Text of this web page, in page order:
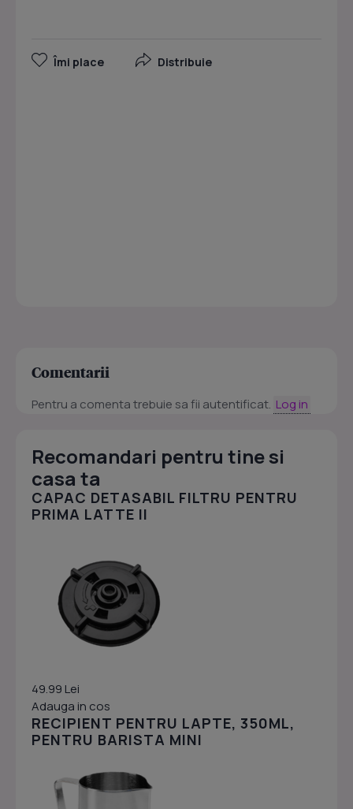
Îmi place Distribuie
Comentarii
Pentru a comenta trebuie sa fii autentificat. Log in
Recomandari pentru tine si
casa ta
CAPAC DETASABIL FILTRU PENTRU
PRIMA LATTE II
49.99 Lei
Adauga in cos
RECIPIENT PENTRU LAPTE, 350ML,
PENTRU BARISTA MINI